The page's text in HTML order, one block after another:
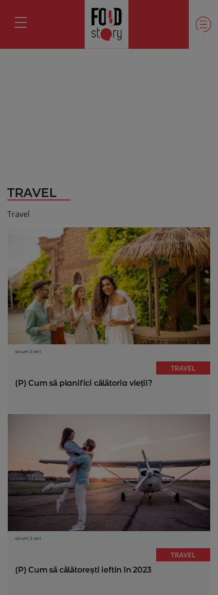
TRAVEL
Travel
acum 2 ani
TRAVEL
(P) Cum să planifici călătoria vieții?
acum 3 ani
TRAVEL
(P) Cum să călătorești ieftin în 2023